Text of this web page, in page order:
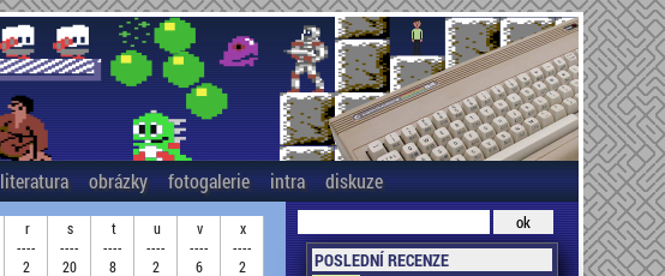
literatura obrázky fotogalerie intra diskuze
r
----
2
s
----
20
t
----
8
u
----
2
v
----
6
x
----
2
POSLEDNÍ RECENZE